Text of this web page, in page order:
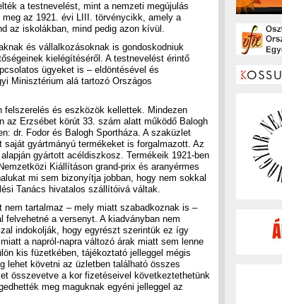
a testnevelést, mint a nemzeti megújulás
az 1921. évi LIII. törvénycikk, amely a
az iskolákban, mind pedig azon kívül.
és vállalkozásoknak is gondoskodniuk
kielégítéséről. A testnevelést érintő
ügyeket is – eldöntésével és
Minisztérium alá tartozó Országos
felszerelés és eszközök kellettek. Mindezen
Erzsébet körút 33. szám alatt működő Balogh
dr. Fodor és Balogh Sportháza. A szaküzlet
gyártmányú termékeket is forgalmazott. Az
gyártott acéldiszkosz. Termékeik 1921-ben
Kiállításon grand-prix és aranyérmes
mi sem bizonyítja jobban, hogy nem sokkal
Tanács hivatalos szállítóivá váltak.
tartalmaz – mely miatt szabadkoznak is –
felvehetné a versenyt. A kiadványban nem
indokolják, hogy egyrészt szerintük ez így
a napról-napra változó árak miatt sem lenne
kis füzetkében, tájékoztató jelleggel mégis
lehet követni az üzletben található összes
összevetve a kor fizetéseivel következtethetünk
meg maguknak egyéni jelleggel az